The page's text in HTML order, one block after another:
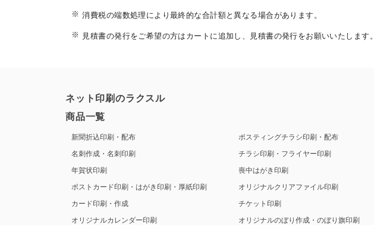
消費税の端数処理により最終的な合計額と異なる場合があります。
見積書の発行をご希望の方はカートに追加し、見積書の発行をお願いいたします。
ネット印刷のラクスル
商品一覧
新聞折込印刷・配布
名刺作成・名刺印刷
年賀状印刷
ポストカード印刷・はがき印刷・厚紙印刷
カード印刷・作成
オリジナルカレンダー印刷
ポスティングチラシ印刷・配布
チラシ印刷・フライヤー印刷
喪中はがき印刷
オリジナルクリアファイル印刷
チケット印刷
オリジナルのぼり作成・のぼり旗印刷